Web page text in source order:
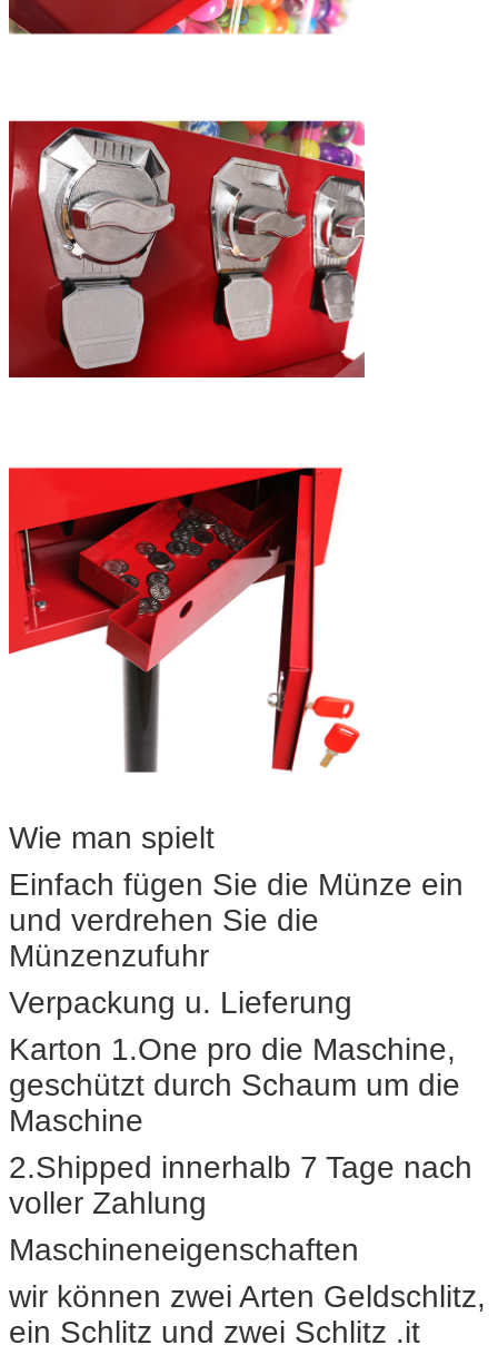
Wie man spielt
Einfach fügen Sie die Münze ein
und verdrehen Sie die
Münzenzufuhr
Verpackung u. Lieferung
Karton 1.One pro die Maschine,
geschützt durch Schaum um die
Maschine
2.Shipped innerhalb 7 Tage nach
voller Zahlung
Maschineneigenschaften
wir können zwei Arten Geldschlitz,
ein Schlitz und zwei Schlitz .it